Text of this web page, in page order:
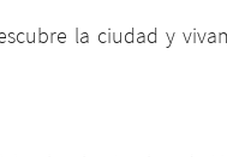
la ciudad y